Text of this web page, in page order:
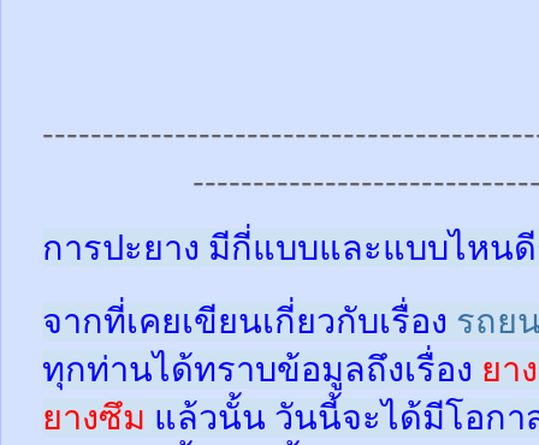
การปะยาง มีกี่แบบและแบบไหน
จากที่เคยเขียนเกี่ยวกับเรื่อง รถย
ทุกท่านได้ทราบข้อมูลถึงเรื่อง ยา
ยางซึม แล้วนั้น วันนี้จะได้มีโอกา